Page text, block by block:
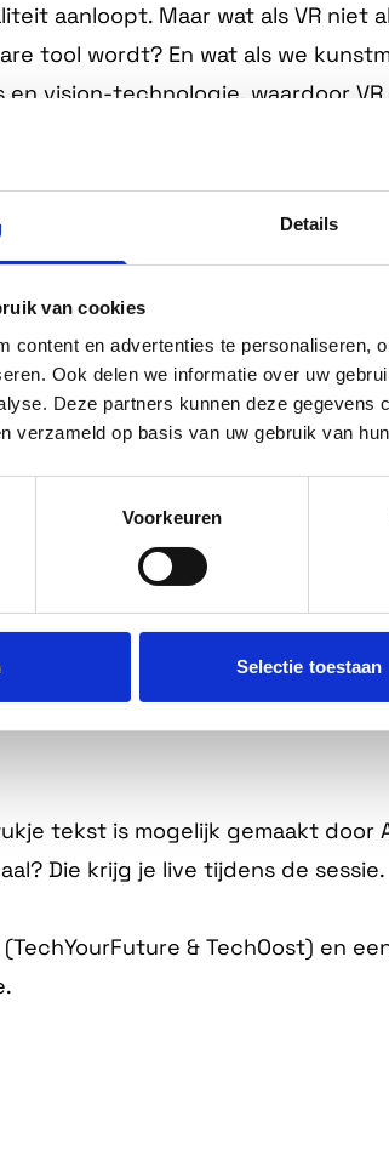
Details
van cookies
content en advertenties te personaliseren,
Ook delen we informatie over uw
Deze partners kunnen deze gegevens
verzameld op basis van uw gebruik van
Voorkeuren
Selectie toestaan
aanloopt. Maar wat als VR niet
tool wordt? En wat als we
vision-technologie, waardoor
dynamische, zelfdenkende
creëren die écht reageren op
levensechte productdesigns of
mogelijk gemaakt door AI.
zijn: VR is niet dé oplossing
impact. In deze break-out sessie
waar de valkuilen zitten en
knipoog.
tekst is mogelijk gemaakt door
Die krijg je live tijdens de sessie.
& TechOost) en